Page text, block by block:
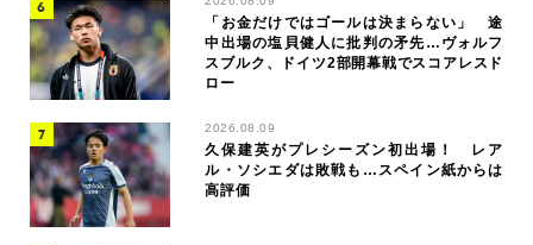
「お金だけではゴールは決まらない」 途
中出場の塩貝健人に批判の矛先…ヴォルフ
スブルク、ドイツ2部開幕戦でスコアレスド
ロー
2026.08.09
久保建英がプレシーズン初出場！ レア
ル・ソシエダは敗戦も…スペイン紙からは
高評価